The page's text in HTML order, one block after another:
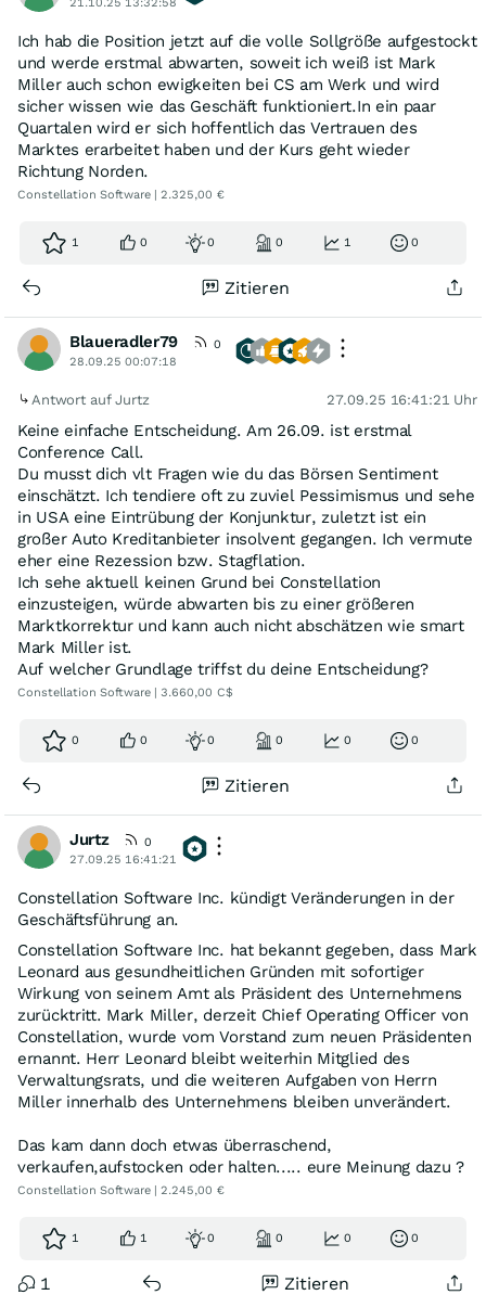
21.10.25 13:32:58
Ich hab die Position jetzt auf die volle Sollgröße aufgestockt
und werde erstmal abwarten, soweit ich weiß ist Mark
Miller auch schon ewigkeiten bei CS am Werk und wird
sicher wissen wie das Geschäft funktioniert.In ein paar
Quartalen wird er sich hoffentlich das Vertrauen des
Marktes erarbeitet haben und der Kurs geht wieder
Richtung Norden.
Constellation Software | 2.325,00 €
1 0 0 0 1 0
Zitieren
Blaueradler79
0
28.09.25 00:07:18
Antwort auf Jurtz 27.09.25 16:41:21 Uhr
Keine einfache Entscheidung. Am 26.09. ist erstmal
Conference Call.
Du musst dich vlt Fragen wie du das Börsen Sentiment
einschätzt. Ich tendiere oft zu zuviel Pessimismus und sehe
in USA eine Eintrübung der Konjunktur, zuletzt ist ein
großer Auto Kreditanbieter insolvent gegangen. Ich vermute
eher eine Rezession bzw. Stagflation.
Ich sehe aktuell keinen Grund bei Constellation
einzusteigen, würde abwarten bis zu einer größeren
Marktkorrektur und kann auch nicht abschätzen wie smart
Mark Miller ist.
Auf welcher Grundlage triffst du deine Entscheidung?
Constellation Software | 3.660,00 C$
0 0 0 0 0 0
Zitieren
Jurtz
0
27.09.25 16:41:21
Constellation Software Inc. kündigt Veränderungen in der
Geschäftsführung an.
Constellation Software Inc. hat bekannt gegeben, dass Mark
Leonard aus gesundheitlichen Gründen mit sofortiger
Wirkung von seinem Amt als Präsident des Unternehmens
zurücktritt. Mark Miller, derzeit Chief Operating Officer von
Constellation, wurde vom Vorstand zum neuen Präsidenten
ernannt. Herr Leonard bleibt weiterhin Mitglied des
Verwaltungsrats, und die weiteren Aufgaben von Herrn
Miller innerhalb des Unternehmens bleiben unverändert.
Das kam dann doch etwas überraschend,
verkaufen,aufstocken oder halten..... eure Meinung dazu ?
Constellation Software | 2.245,00 €
1 1 0 0 0 0
1 Zitieren